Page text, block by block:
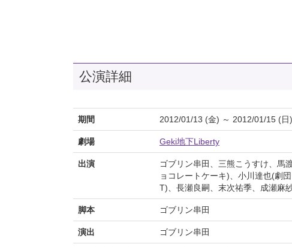
公演詳細
期間 2012/01/13 (金) ～ 2012/01/15 (日)
劇場 Geki地下Liberty
出演
ゴブリン串田、三熊こうすけ、馬
ョコレートケーキ)、小川達也(劇
T)、長瀬良嗣、末次祐季、成瀬麻
脚本 ゴブリン串田
演出 ゴブリン串田